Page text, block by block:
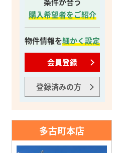
購入希望者をご紹介
物件情報を細かく設定
会員登録
登録済みの方
多古町本店